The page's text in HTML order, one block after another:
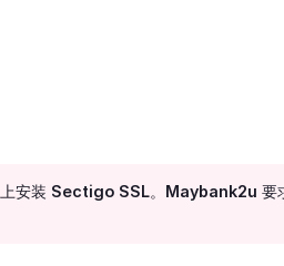
上安装 Sectigo SSL。Maybank2u